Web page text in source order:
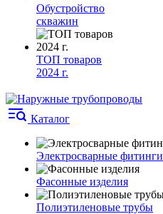
Обустройство
скважин
ТОП товаров
2024 г.
Каталог
Электросварные фитинги
Фасонные изделия
Полиэтиленовые трубы